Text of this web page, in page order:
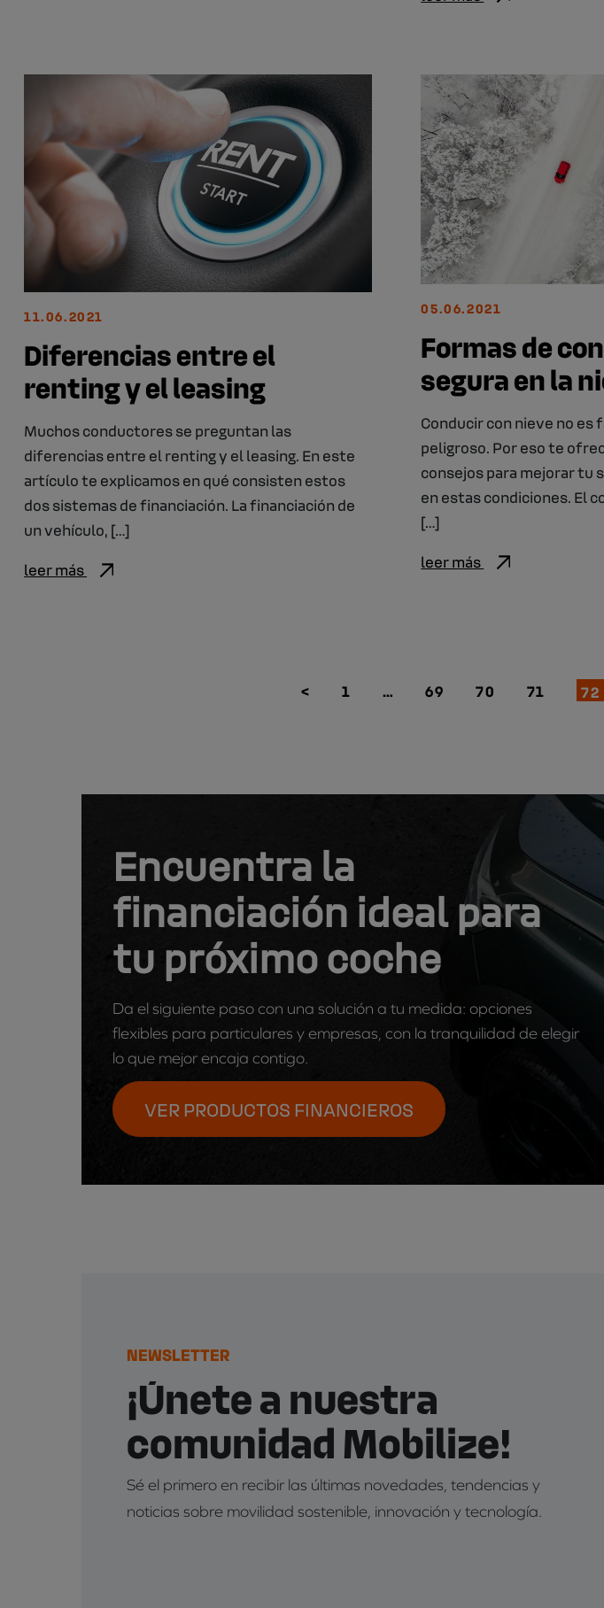
11.06.2021
Diferencias entre el
renting y el leasing
Muchos conductores se preguntan las
diferencias entre el renting y el leasing. En este
artículo te explicamos en qué consisten estos
dos sistemas de financiación. La financiación de
un vehículo, […]
leer más
05.06.2021
Formas de
segura en la
Conducir con nieve no es
peligroso. Por eso te
consejos para mejorar tu
en estas condiciones. El
[…]
leer más
< 1 … 69 70 71 72
Encuentra la
financiación ideal para
tu próximo coche
Da el siguiente paso con una solución a tu medida: opciones
flexibles para particulares y empresas, con la tranquilidad de elegir
lo que mejor encaja contigo.
VER PRODUCTOS FINANCIEROS
NEWSLETTER
¡Únete a nuestra
comunidad Mobilize!
Sé el primero en recibir las últimas novedades, tendencias y
noticias sobre movilidad sostenible, innovación y tecnología.